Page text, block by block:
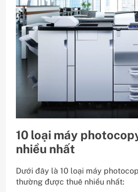
10 loại máy
nhiều nhất
Dưới đây là 10 loại máy
thường được thuê nhiều nhất: